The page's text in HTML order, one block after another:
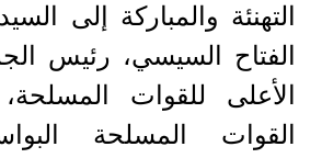
التهنئة والمباركة إلى
الفتاح السيسي، رئيس
الأعلى للقوات
القوات المسلحة